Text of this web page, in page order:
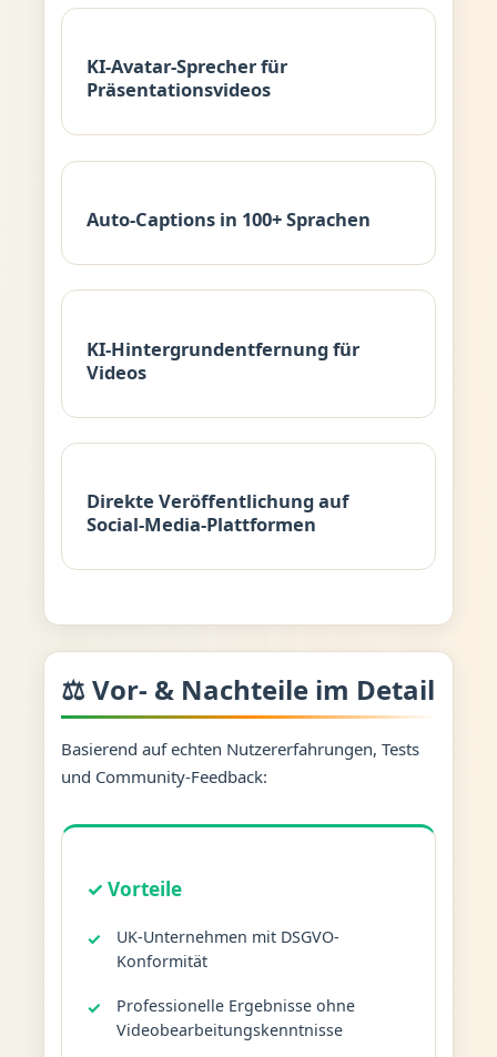
KI-Avatar-Sprecher für
Präsentationsvideos
Auto-Captions in 100+ Sprachen
KI-Hintergrundentfernung für
Videos
Direkte Veröffentlichung auf
Social-Media-Plattformen
⚖️ Vor- & Nachteile im Detail
Basierend auf echten Nutzererfahrungen, Tests
und Community-Feedback:
✓ Vorteile
UK-Unternehmen mit DSGVO-
Konformität
Professionelle Ergebnisse ohne
Videobearbeitungskenntnisse